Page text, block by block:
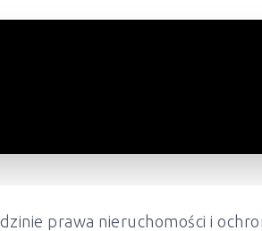
prawa nieruchomości i